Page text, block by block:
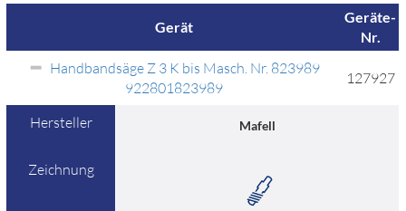
Gerät
Geräte-
Nr.
Handbandsäge Z 3 K bis Masch. Nr. 823989
922801823989
127927
Hersteller Mafell
Zeichnung